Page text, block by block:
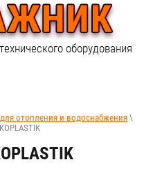
оборудования
отопления и водоснабжения \